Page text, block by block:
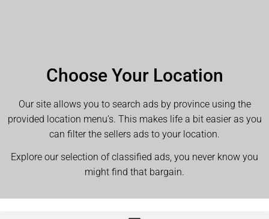
Choose Your Location
Our site allows you to search ads by province using the
provided location menu’s. This makes life a bit easier as you
can filter the sellers ads to your location.
Explore our selection of classified ads, you never know you
might find that bargain.